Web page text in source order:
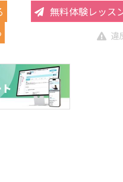
無料体験レッス
違